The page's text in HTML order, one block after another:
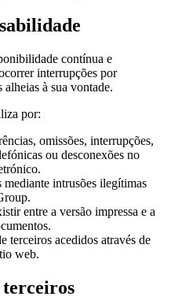
contínua e
interrupções por
alheias à sua vontade.
por:
omissões, interrupções,
ou desconexões no
mediante intrusões ilegítimas
entre a versão impressa e a
terceiros acedidos através de
web.